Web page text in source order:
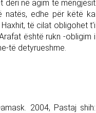
deri në agim të mëngjesit
natës, edhe për këtë ka
të cilat obligohet t'i
është rukn -obligim i
të detyrueshme.
2004, Pastaj shih: